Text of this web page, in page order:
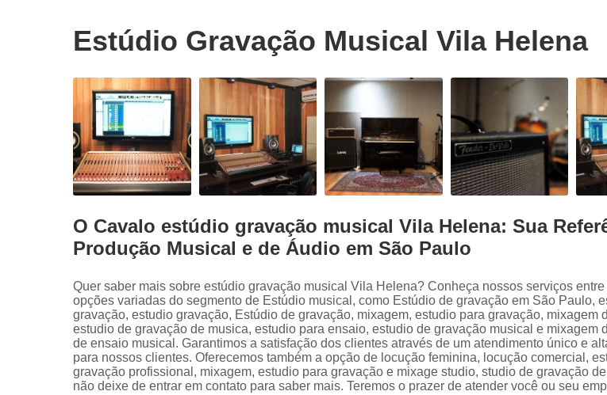
Trilhas Sonoras para
Estúdio de Ensaio Musical
Estúdio Ensaio de
Estúdio para
Estúdio
Estúdios para
Sala de Ensaio
Estúdio de Audiobook
Fazer Audiobook
Gravação de áudio
Gravadora áudio
Locução de Rádio
Estúdio Gravação Musical Vila Helena
O Cavalo estúdio gravação musical Vila Helena: Sua
Produção Musical e de Áudio em São Paulo
Quer saber mais sobre estúdio gravação musical Vila Helena? Conheça nossos serviços
opções variadas do segmento de Estúdio musical, como Estúdio de gravação em São Paulo,
gravação, estudio gravação, Estúdio de gravação, mixagem, estudio para gravação, mixagem
estudio de gravação de musica, estudio para ensaio, estudio de gravação musical e mixagem
de ensaio musical. Garantimos a satisfação dos clientes através de um atendimento único e
para nossos clientes. Oferecemos também a opção de locução feminina, locução comercial,
gravação profissional, mixagem, estudio para gravação e mixage studio, studio de gravação
não deixe de entrar em contato para saber mais. Teremos o prazer de atender você ou seu